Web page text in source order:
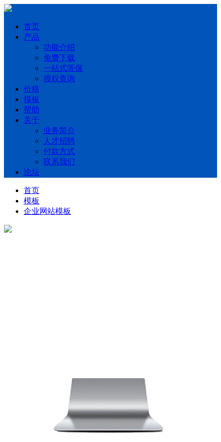
首页
产品
功能介绍
免费下载
一站式等保
授权查询
价格
模板
帮助
关于
业务简介
人才招聘
付款方式
联系我们
论坛
首页
模板
企业网站模板